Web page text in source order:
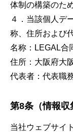
体制の構築のた
４．当該個人デ
称、住所および
名称：LEGAL合
住所：大阪府大
代表者：代表職
第8条（情報収
当社ウェブサイ